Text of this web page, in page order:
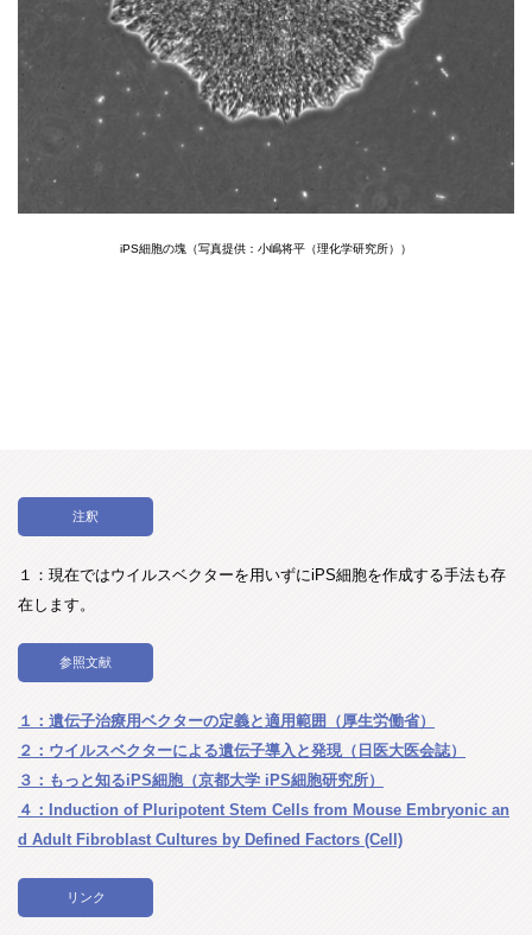
iPS細胞の塊（写真提供：小嶋将平（理化学研究所））
注釈
１：現在ではウイルスベクターを用いずにiPS細胞を作成する手法も存
在します。
参照文献
１：遺伝子治療用ベクターの定義と適用範囲（厚生労働省）
２：ウイルスベクターによる遺伝子導入と発現（日医大医会誌）
３：もっと知るiPS細胞（京都大学 iPS細胞研究所）
４：Induction of Pluripotent Stem Cells from Mouse Embryonic an
d Adult Fibroblast Cultures by Defined Factors (Cell)
リンク